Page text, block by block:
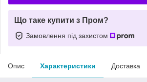
Що таке купити з Пром?
Замовлення під захистом
Опис Характеристики Доставка